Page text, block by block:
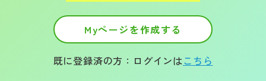
Myページを作成する
既に登録済の方：ログインはこちら